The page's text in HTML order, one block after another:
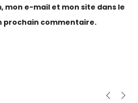
mon e-mail et mon site dans le
prochain commentaire.